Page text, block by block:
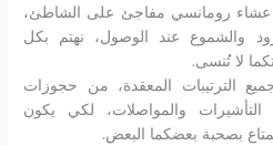
عشاء رومانسي مفاجئ على الشاطئ،
والشموع عند الوصول، نهتم بكل
لا تُنسى.
الترتيبات المعقدة، من حجوزات
التأشيرات والمواصلات، لكي يكون
بصحبة بعضكما البعض.